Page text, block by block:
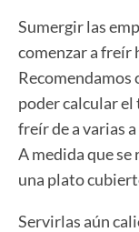
Sumergir las
comenzar a freír
Recomendamos
poder calcular el
freír de a varias a
A medida que
una plato
Servirlas aún